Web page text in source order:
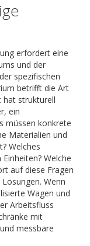
erfordert eine
und der
spezifischen
betrifft die Art
hat strukturell
ein
müssen konkrete
Materialien und
Welches
Welche
auf diese Fragen
Wenn
Wagen und
Arbeitsfluss
mit
messbare